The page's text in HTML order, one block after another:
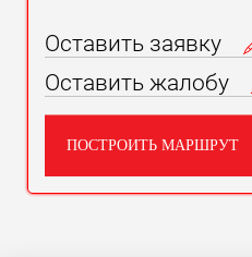
Оставить заявку
Оставить жалобу
ПОСТРОИТЬ МАРШРУТ